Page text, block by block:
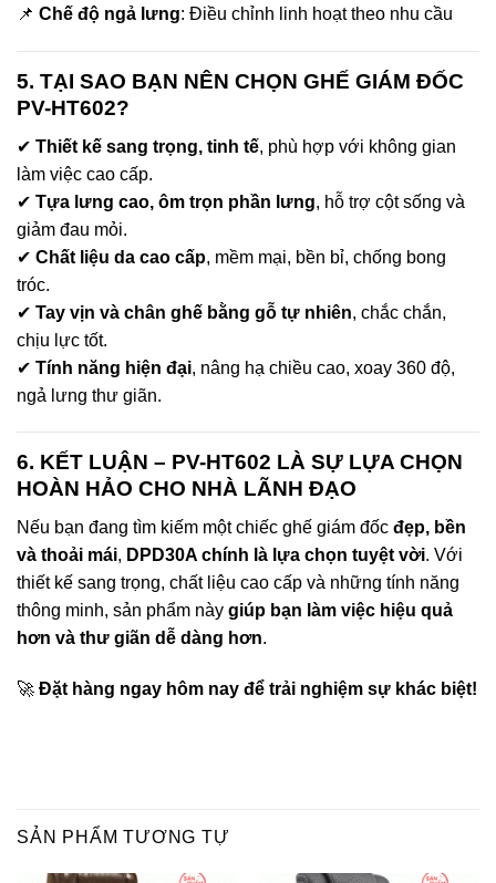
📌 Chế độ ngả lưng: Điều chỉnh linh hoạt theo nhu cầu
5. TẠI SAO BẠN NÊN CHỌN GHẾ GIÁM ĐỐC
PV-HT602?
✔ Thiết kế sang trọng, tinh tế, phù hợp với không gian
làm việc cao cấp.
✔ Tựa lưng cao, ôm trọn phần lưng, hỗ trợ cột sống và
giảm đau mỏi.
✔ Chất liệu da cao cấp, mềm mại, bền bỉ, chống bong
tróc.
✔ Tay vịn và chân ghế bằng gỗ tự nhiên, chắc chắn,
chịu lực tốt.
✔ Tính năng hiện đại, nâng hạ chiều cao, xoay 360 độ,
ngả lưng thư giãn.
6. KẾT LUẬN – PV-HT602 LÀ SỰ LỰA CHỌN
HOÀN HẢO CHO NHÀ LÃNH ĐẠO
Nếu bạn đang tìm kiếm một chiếc ghế giám đốc đẹp, bền
và thoải mái, DPD30A chính là lựa chọn tuyệt vời. Với
thiết kế sang trọng, chất liệu cao cấp và những tính năng
thông minh, sản phẩm này giúp bạn làm việc hiệu quả
hơn và thư giãn dễ dàng hơn.
🚀 Đặt hàng ngay hôm nay để trải nghiệm sự khác biệt!
SẢN PHẨM TƯƠNG TỰ